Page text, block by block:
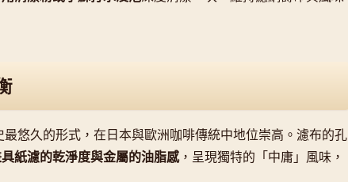
悠久的形式，在日本與歐洲咖啡傳統中地位崇高。濾布的孔
紙濾的乾淨度與金屬的油脂感，呈現獨特的「中庸」風味，